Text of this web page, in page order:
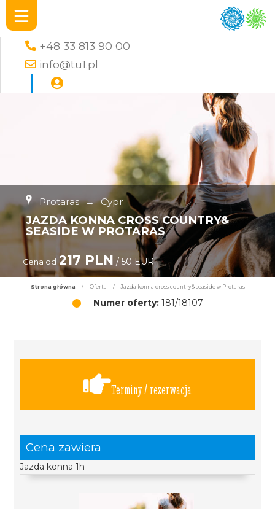
+48 33 813 90 00
info@tu1.pl
Protaras → Cypr
JAZDA KONNA CROSS COUNTRY&
SEASIDE W PROTARAS
Cena od 217 PLN / 50 EUR
Strona główna / Oferta / Jazda konna cross country& seaside w Protaras
Numer oferty:181/18107
Terminy / rezerwacja
Cena zawiera
Jazda konna 1h